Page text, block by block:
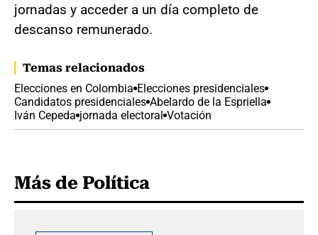
jornadas y acceder a un día completo de
descanso remunerado.
Temas relacionados
Elecciones en Colombia Elecciones presidenciales
Candidatos presidenciales Abelardo de la Espriella
Iván Cepeda jornada electoral Votación
Más de Política